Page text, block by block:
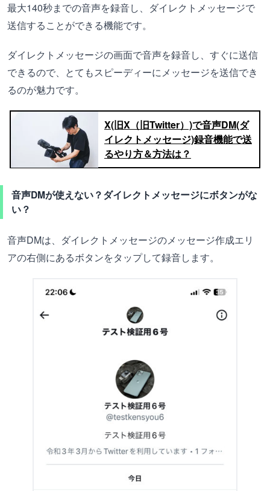
最大140秒までの音声を録音し、ダイレクトメッセージで
送信することができる機能です。
ダイレクトメッセージの画面で音声を録音し、すぐに送信
できるので、とてもスピーディーにメッセージを送信でき
るのが魅力です。
X(旧X（旧Twitter）)で音声DM(ダ
イレクトメッセージ)録音機能で送
るやり方＆方法は？
音声DMが使えない？ダイレクトメッセージにボタンがな
い？
音声DMは、ダイレクトメッセージのメッセージ作成エリ
アの右側にあるボタンをタップして録音します。